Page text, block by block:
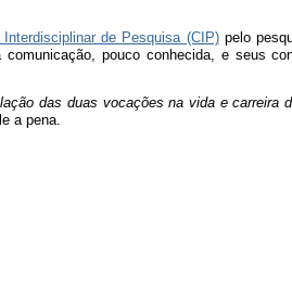
Interdisciplinar de Pesquisa (CIP)pelo
pouco conhecida, e seus
das duas vocações na vida e carreira
a pena.